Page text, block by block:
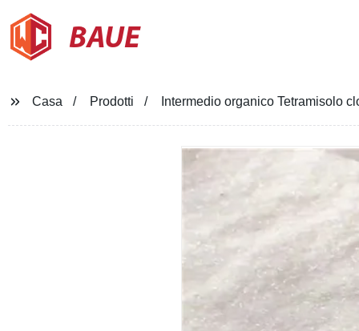
BAUE
Casa Prodotti Intermedio organico Tetramisolo